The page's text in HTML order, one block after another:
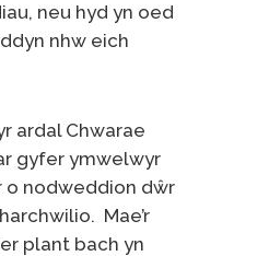
neu hyd yn oed
nhw eich
ardal Chwarae
gyfer ymwelwyr
o nodweddion dŵr
Mae’r
plant bach yn